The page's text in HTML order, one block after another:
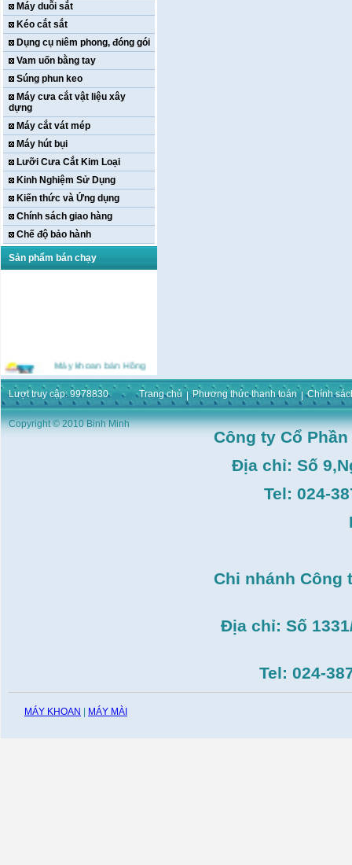
Máy duỗi sắt
Kéo cắt sắt
Dụng cụ niêm phong, đóng gói
Vam uốn bằng tay
Súng phun keo
Máy cưa cắt vật liệu xây
dựng
Máy cắt vát mép
Máy hút bụi
Lưỡi Cưa Cắt Kim Loại
Kinh Nghiệm Sử Dụng
Kiến thức và Ứng dụng
Chính sách giao hàng
Chế độ bảo hành
Sản phẩm bán chạy
Máy khoan bàn Hồng
ký HK-KCP15(
1m5,1HP,3 Puly,Có Tay
Phay)
Giá:16.596.000VND
Máy bắt ốc bằng khí
Lượt truy cập: 9978830 Trang chủ Phương thức thanh toán Chính
Copyright © 2010 Binh Minh
Công ty Cổ
Địa chỉ: Số
Tel: 024-
Chi nhánh Công
Địa chỉ: Số
Tel: 024-
MÁY KHOAN MÁY MÀI